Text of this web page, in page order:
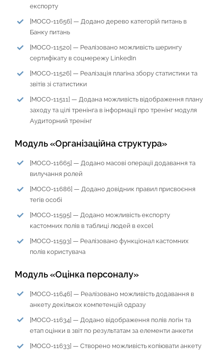
експорту
[MOCO-11656] — Додано дерево категорій питань в
Банку питань
[MOCO-11520] — Реалізовано можливість шерингу
сертифікату в соцмережу LinkedIn
[MOCO-11526] — Реалізація плагіна збору статистики та
звітів зі статистики
[MOCO-11511] — Додана можливість відображення плану
заходу та цілі тренінга в інформації про тренінг модуля
Аудиторний тренінг
Модуль «Організаційна структура»
[MOCO-11665] — Додано масові операції додавання та
вилучання ролей
[MOCO-11686] — Додано довідник правил присвоєння
тегів особі
[MOCO-11595] — Додано можливість експорту
кастомних полів в таблиці людей в excel
[MOCO-11593] — Реалізовано функціонал кастомних
полів користувача
Модуль «Оцінка персоналу»
[MOCO-11646] — Реалізовано можливість додавання в
анкету декількох компетенцій одразу
[MOCO-11634] — Додано відображення полів логін та
етап оцінки в звіт по результатам за елементи анкети
[MOCO-11633] — Створено можливість копіювати анкету